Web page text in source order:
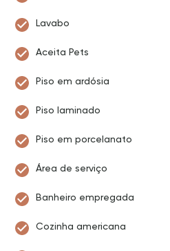
Lavabo
Aceita Pets
Piso em ardósia
Piso laminado
Piso em porcelanato
Área de serviço
Banheiro empregada
Cozinha americana